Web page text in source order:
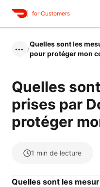
for Customers
••• /
Quelles sont les
pour protéger mon
Quelles
prises par
protéger
1 min de lecture
Quelles sont les